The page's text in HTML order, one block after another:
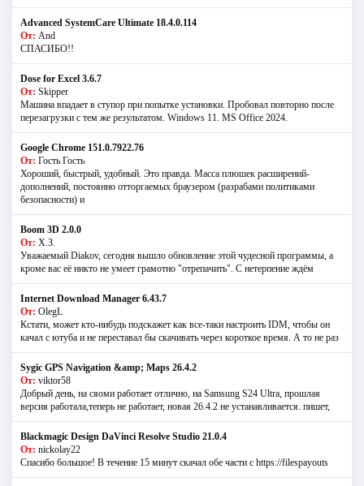
Advanced SystemCare Ultimate 18.4.0.114
От: And
СПАСИБО!!
Dose for Excel 3.6.7
От: Skipper
Машина впадает в ступор при попытке установки. Пробовал повторно после
перезагрузки с тем же результатом. Windows 11. MS Offiсe 2024.
Google Chrome 151.0.7922.76
От: Гость Гость
Хороший, быстрый, удобный. Это правда. Масса плюшек расширений-
дополнений, постоянно отторгаемых браузером (разрабами политиками
безопасности) и
Boom 3D 2.0.0
От: Х.З.
Уважаемый Diakov, сегодня вышло обновление этой чудесной программы, а
кроме вас её никто не умеет грамотно "отрепачить". С нетерпение ждём
Internet Download Manager 6.43.7
От: OlegL
Кстати, может кто-нибудь подскажет как все-таки настроить IDM, чтобы он
качал с ютуба и не переставал бы скачивать через короткое время. А то не раз
Sygic GPS Navigation &amp; Maps 26.4.2
От: viktor58
Добрый день, на сяоми работает отлично, на Samsung S24 Ultra, прошлая
версия работала,теперь не работает, новая 26.4.2 не устанавливается. пишет,
Blackmagic Design DaVinci Resolve Studio 21.0.4
От: nickolay22
Спасибо большое! В течение 15 минут скачал обе части с https://filespayouts